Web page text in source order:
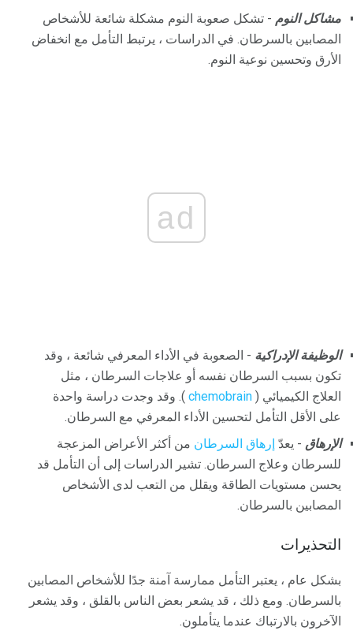
مشاكل النوم - تشكل صعوبة النوم مشكلة شائعة للأشخاص
المصابين بالسرطان. في الدراسات ، يرتبط التأمل مع انخفاض
الأرق وتحسين نوعية النوم.
ad
الوظيفة الإدراكية - الصعوبة في الأداء المعرفي شائعة ، وقد
تكون بسبب السرطان نفسه أو علاجات السرطان ، مثل
العلاج الكيميائي ( chemobrain ). وقد وجدت دراسة واحدة
على الأقل التأمل لتحسين الأداء المعرفي مع السرطان.
الإرهاق - يعدّ إرهاق السرطان من أكثر الأعراض المزعجة
للسرطان وعلاج السرطان. تشير الدراسات إلى أن التأمل قد
يحسن مستويات الطاقة ويقلل من التعب لدى الأشخاص
المصابين بالسرطان.
التحذيرات
بشكل عام ، يعتبر التأمل ممارسة آمنة جدًا للأشخاص المصابين
بالسرطان. ومع ذلك ، قد يشعر بعض الناس بالقلق ، وقد يشعر
الآخرون بالارتباك عندما يتأملون.